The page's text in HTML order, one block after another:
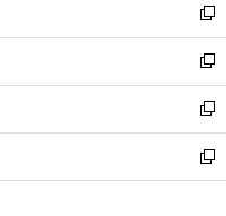
く
で
開
く
ド
ウ
で
開
く
ィ
ン
ド
ウ
で
開
く
い
ウ
ィ
ン
ド
ウ
で
開
新
し
い
ウ
ィ
ン
ド
ウ
新
し
い
ウ
ィ
ン
新
し
い
ウ
新
し